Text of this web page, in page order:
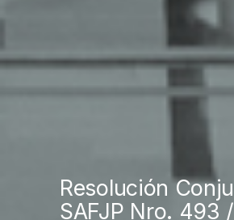
Resolución
SAFJP Nro. 493